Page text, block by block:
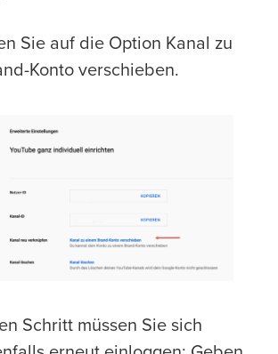
Sie auf die Option Kanal zu
Konto verschieben.
Schritt müssen Sie sich